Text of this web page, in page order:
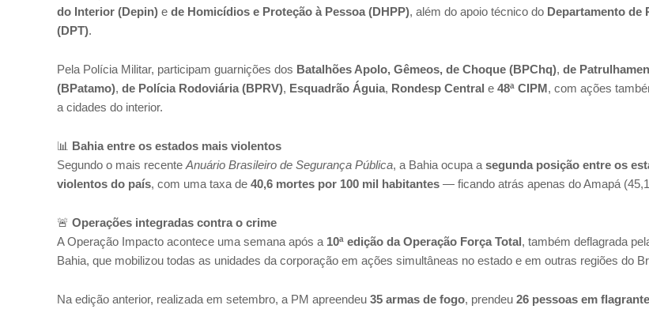
do Interior (Depin) e de Homicídios e Proteção à Pessoa (DHPP), além do apoio técnico do Departamento de
(DPT).
Pela Polícia Militar, participam guarnições dos Batalhões Apolo, Gêmeos, de Choque (BPChq), de
(BPatamo), de Polícia Rodoviária (BPRV), Esquadrão Águia, Rondesp Central e 48ª CIPM, com ações
a cidades do interior.
📊 Bahia entre os estados mais violentos
Segundo o mais recente Anuário Brasileiro de Segurança Pública, a Bahia ocupa a segunda posição entre os
violentos do país, com uma taxa de 40,6 mortes por 100 mil habitantes — ficando atrás apenas do Amapá
🚨 Operações integradas contra o crime
A Operação Impacto acontece uma semana após a 10ª edição da Operação Força Total, também deflagrada
Bahia, que mobilizou todas as unidades da corporação em ações simultâneas no estado e em outras regiões do
Na edição anterior, realizada em setembro, a PM apreendeu 35 armas de fogo, prendeu 26 pessoas em flagrante